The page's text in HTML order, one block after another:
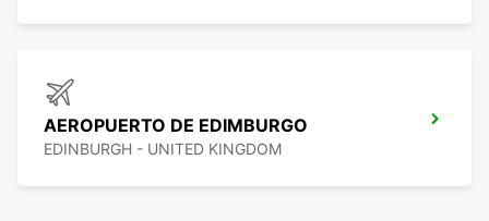
AEROPUERTO DE EDIMBURGO
EDINBURGH - UNITED KINGDOM